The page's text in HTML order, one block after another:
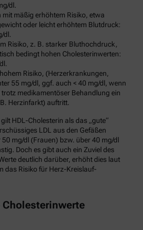
dl.
mit mäßig erhöhtem Risiko, etwa
oder leicht erhöhtem Blutdruck:
dl.
Risiko, z. B. starker Bluthochdruck,
bedingt hohen Cholesterinwerten:
Risiko, (Herzerkrankungen,
55 mg/dl, ggf. auch < 40 mg/dl, wenn
medikamentöser Behandlung ein
Herzinfarkt) auftritt.
HDL-Cholesterin als das „gute“
LDL aus den Gefäßen
50 mg/dl (Frauen) bzw. über 40 mg/dl
Doch es gibt auch ein Zuviel des
deutlich darüber, erhöht dies laut
das Risiko für Herz-Kreislauf-
Cholesterinwerte